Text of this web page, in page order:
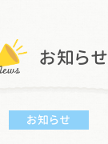
お知らせ
お知らせ